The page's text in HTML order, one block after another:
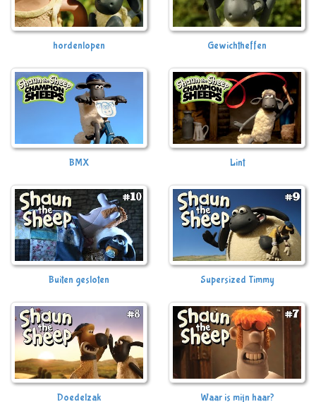
hordenlopen Gewichtheffen
BMX Lint
Buiten gesloten Supersized Timmy
Doedelzak Waar is mijn haar?